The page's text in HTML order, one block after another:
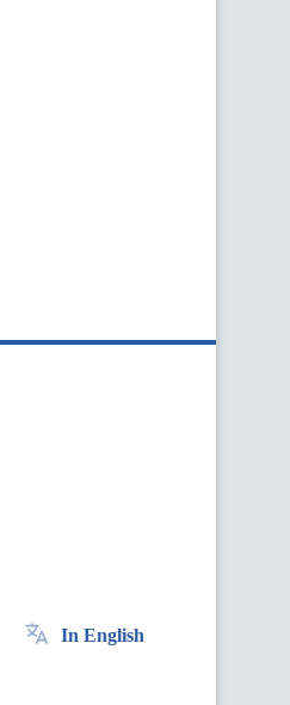
In English